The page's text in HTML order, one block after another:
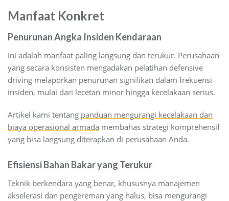
Manfaat Konkret
Penurunan Angka Insiden Kendaraan
Ini adalah manfaat paling langsung dan terukur. Perusahaan
yang secara konsisten mengadakan pelatihan defensive
driving melaporkan penurunan signifikan dalam frekuensi
insiden, mulai dari lecetan minor hingga kecelakaan serius.
Artikel kami tentang panduan mengurangi kecelakaan dan
biaya operasional armada membahas strategi komprehensif
yang bisa langsung diterapkan di perusahaan Anda.
Efisiensi Bahan Bakar yang Terukur
Teknik berkendara yang benar, khususnya manajemen
akselerasi dan pengereman yang halus, bisa mengurangi